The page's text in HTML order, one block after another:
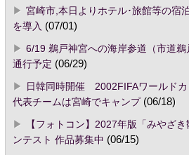
宮崎市,本日よりホテル･旅館等の宿
を導入 (07/01)
6/19 鵜戸神宮への海岸参道（市道
通行予定 (06/29)
日韓同時開催 2002FIFAワールド
代表チームは宮崎でキャンプ(06/18)
【フォトコン】2027年版「みやざ
ンテスト 作品募集中 (06/15)